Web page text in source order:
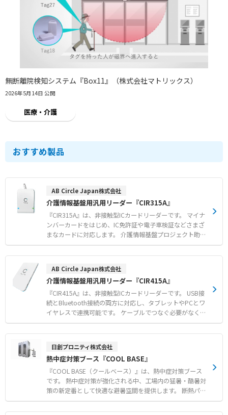
無断離院検知システム『Box11』（株式会社マトリックス）
2026年5月14日 公開
医療・介護
おすすめ製品
AB Circle Japan株式会社
介護情報基盤用汎用リーダー『CIR315A』
『CIR315A』は、非接触型ICカードリーダーです。 マイナ
ンバーカードをはじめ、IC免許証や電子車検証などさまざ
まなカードに対応します。 介護情報基盤プロジェクト助成
金対象の認定モデルであり、スムーズな認証処理をサポー
トします。 USBバスパワー給電に対応し、Windowsやma
よる技術サポート体制も整備されており、導入後も安心し
て運用できます。 【特徴】 ●マイナンバーカードや各種IC
カードに対応した汎用性 ●WindowsやmacOSをはじめと
する多様なOS対応 ●メーカーによる手厚い技術サポート
体制 【用途・事例】 ●介護情報基盤導入におけるマイナ
ンバーカード認証 ●医療機関や行政窓口でのIC免許証・各
種資格証の読み取り ●専用スタンドと組み合わせたスマー
AB Circle Japan株式会社
介護情報基盤用汎用リーダー『CIR415A』
『CIR415A』は、非接触型ICカードリーダーです。 USB接
続とBluetooth接続の両方に対応し、タブレットやPCとワ
イヤレスで連携可能です。 ケーブルでつなぐ必要がなく、
受付設置や持ち運びでの運用に適しています。 介護情報基
盤プロジェクト助成金対象のマイナンバーカード読取り用
をはじめ、IC免許証やHPKIカードなどさまざまなICカード
に対応します。 メーカーによる開発支援やサポート体制が
整っており、購入後も安心して導入いただけます。 【特
徴】 ●USBおよびBluetooth接続の両対応による高い利便
性 ●マイナンバーカードや各種ICカードに対応する優れた
汎用性 ●専業メーカーによる充実した開発支援とサポート
体制 【用途・事例】 ●介護情報基盤導入におけるマイナ
日創プロニティ株式会社
熱中症対策ブース『COOL BASE』
『COOL BASE（クールベース）』は、熱中症対策ブース
です。 熱中症対策が強化される中、工場内の猛暑・酷暑対
策の新定番として快適な避暑空間を提供します。 断熱パネ
ルを採用しており、お客様自身での組み立てが可能です。
工場のレイアウト変更が発生した場合でも、簡単に解体や